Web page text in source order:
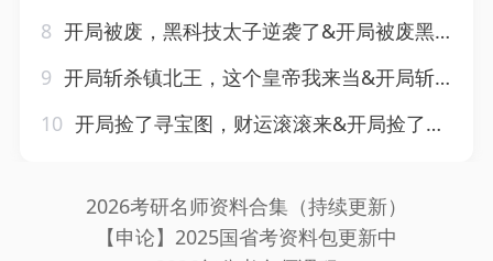
8 开局被废，黑科技太子逆袭了&开局被废黑科技太子逆袭了（70集）AI短剧
9 开局斩杀镇北王，这个皇帝我来当&开局斩杀镇北王这个皇帝我来当（106集）陈雷雷&涂鑫艺
10 开局捡了寻宝图，财运滚滚来&开局捡了寻宝图财运滚滚来（105集）朱佳琪&郑璐
2026考研名师资料合集（持续更新）
【申论】2025国省考资料包更新中